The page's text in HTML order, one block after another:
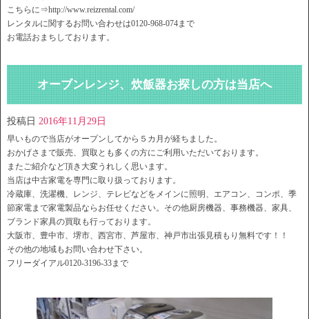
こちらに⇒http://www.reizrental.com/
レンタルに関するお問い合わせは0120-968-074まで
お電話おまちしております。
オーブンレンジ、炊飯器お探しの方は当店へ
投稿日 2016年11月29日
早いもので当店がオープンしてから５カ月が経ちました。
おかげさまで販売、買取とも多くの方にご利用いただいております。
またご紹介など頂き大変うれしく思います。
当店は中古家電を専門に取り扱っております。
冷蔵庫、洗濯機、レンジ、テレビなどをメインに照明、エアコン、コンポ、季
節家電まで家電製品ならお任せください。その他厨房機器、事務機器、家具、
ブランド家具の買取も行っております。
大阪市、豊中市、堺市、西宮市、芦屋市、神戸市出張見積もり無料です！！
その他の地域もお問い合わせ下さい。
フリーダイアル0120-3196-33まで